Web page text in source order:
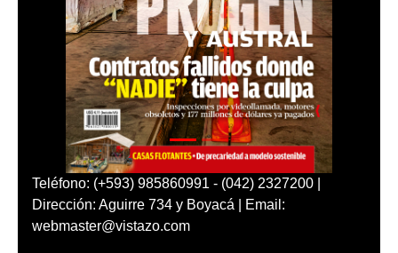
Teléfono: (+593) 985860991 - (042) 2327200 |
Dirección: Aguirre 734 y Boyacá | Email:
webmaster@vistazo.com